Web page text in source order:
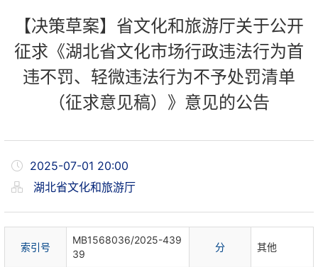
【决策草案】省文化和旅游厅关于公开
征求《湖北省文化市场行政违法行为首
违不罚、轻微违法行为不予处罚清单
（征求意见稿）》意见的公告
2025-07-01 20:00
湖北省文化和旅游厅
索引号
MB1568036/2025-439
39
分 其他